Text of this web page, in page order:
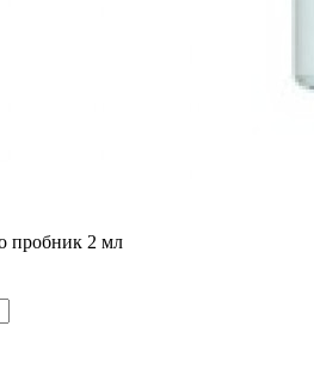
пробник 2 мл